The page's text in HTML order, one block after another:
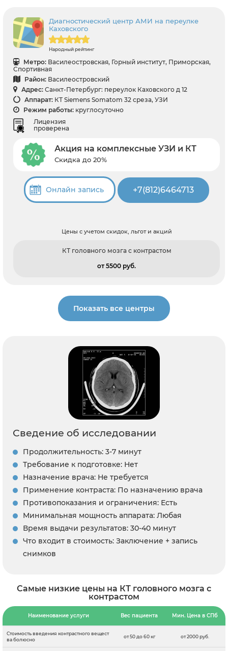
Диагностический центр АМИ на переулке
Каховского
Народный рейтинг
Метро: Василеостровская, Горный институт, Приморская,
Спортивная
Район: Василеостровский
Адрес: Санкт-Петербург: переулок Каховского д 12
Аппарат: КТ Siemens Somatom 32 среза, УЗИ
Режим работы: круглосуточно
Лицензия
проверена
Акция на комплексные УЗИ и КТ
Скидка до 20%
Онлайн запись +7(812)6464713
Цены с учетом скидок, льгот и акций
КТ головного мозга с контрастом
от 5500 pуб.
Показать все центры
Сведение об исследовании
Продолжительность: 3-7 минут
Требование к подготовке: Нет
Назначение врача: Не требуется
Применение контраста: По назначению врача
Противопоказания и ограничения: Есть
Минимальная мощность аппарата: Любая
Время выдачи результатов: 30-40 минут
Что входит в стоимость: Заключение + запись
снимков
Самые низкие цены на КТ головного мозга с
контрастом
Наименование услуги Вес пациента Мин. Цена в СПб
Стоимость введения контрастного вещест
ва болюсно
от 50 до 60 кг от 2000 руб.